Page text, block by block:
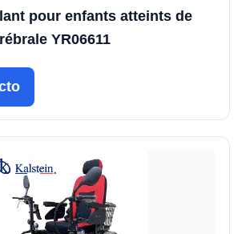
pour enfants atteints de
YR06611